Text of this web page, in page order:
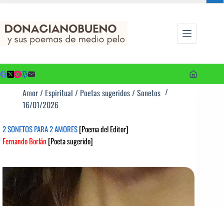
contenido
Amor/ Espiritual / Poetas sugeridos/Sonetos
16/01/2026
2 SONETOS PARA 2 AMORES[Poema del Editor]
Fernando Borlán [Poeta sugerido]